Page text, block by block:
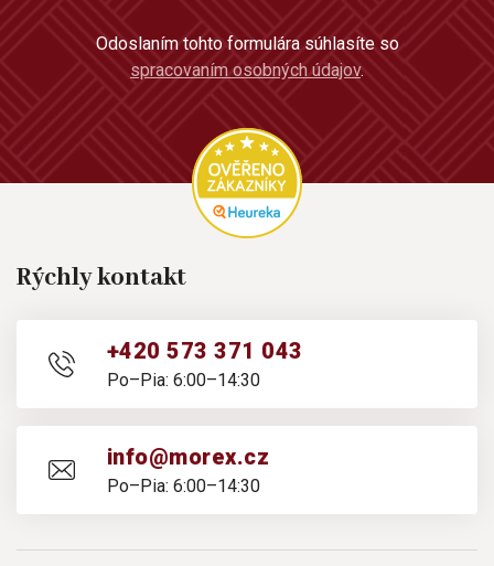
Odoslaním tohto formulára súhlasíte so
spracovaním osobných údajov.
Rýchly kontakt
+420 573 371 043
Po–Pia: 6:00–14:30
info@morex.cz
Po–Pia: 6:00–14:30